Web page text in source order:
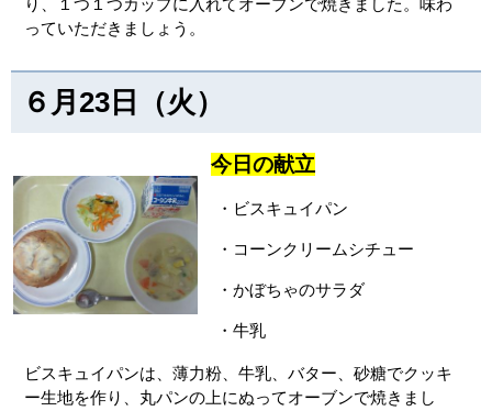
り、１つ１つカップに入れてオーブンで焼きました。味わ
っていただきましょう。
６月23日（火）
今日の献立
・ビスキュイパン
・コーンクリームシチュー
・かぼちゃのサラダ
・牛乳
ビスキュイパンは、薄力粉、牛乳、バター、砂糖でクッキ
ー生地を作り、丸パンの上にぬってオーブンで焼きまし